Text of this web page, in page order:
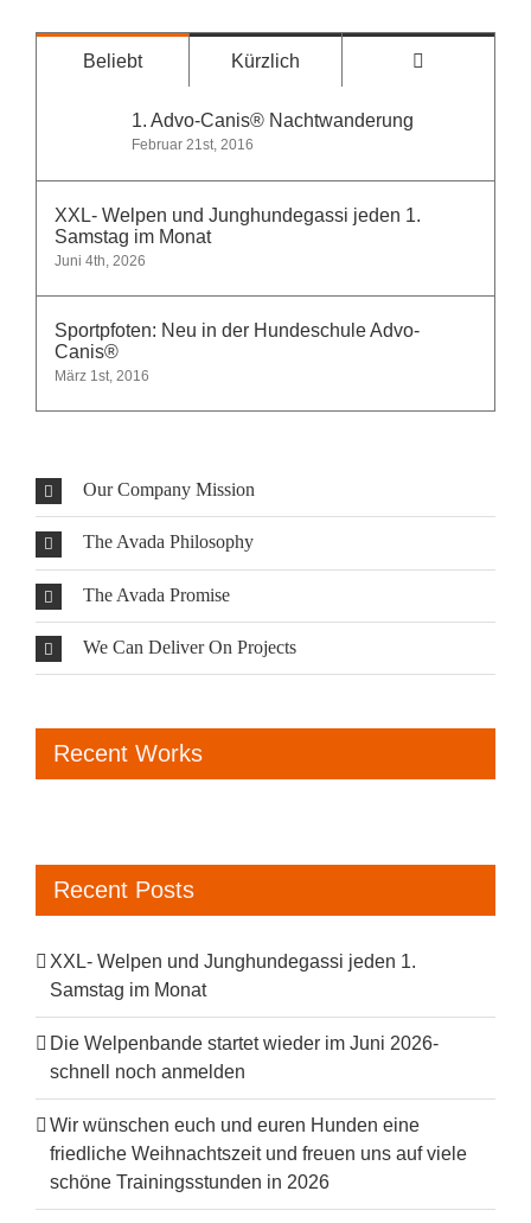
Beliebt Kürzlich
1. Advo-Canis® Nachtwanderung
Februar 21st, 2016
XXL- Welpen und Junghundegassi jeden 1.
Samstag im Monat
Juni 4th, 2026
Sportpfoten: Neu in der Hundeschule Advo-
Canis®
März 1st, 2016
Our Company Mission
The Avada Philosophy
The Avada Promise
We Can Deliver On Projects
Recent Works
Recent Posts
XXL- Welpen und Junghundegassi jeden 1.
Samstag im Monat
Die Welpenbande startet wieder im Juni 2026-
schnell noch anmelden
Wir wünschen euch und euren Hunden eine
friedliche Weihnachtszeit und freuen uns auf viele
schöne Trainingsstunden in 2026